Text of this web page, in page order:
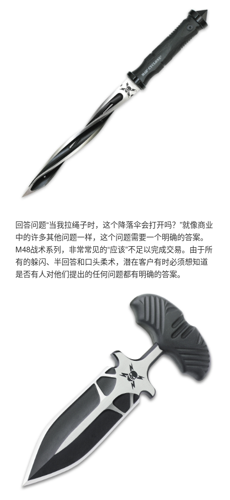
回答问题“当我拉绳子时，这个降落伞会打开吗？”就像商业
中的许多其他问题一样，这个问题需要一个明确的答案。
M48战术系列，非常常见的“应该”不足以完成交易。由于所
有的躲闪、半回答和口头柔术，潜在客户有时必须想知道
是否有人对他们提出的任何问题都有明确的答案。